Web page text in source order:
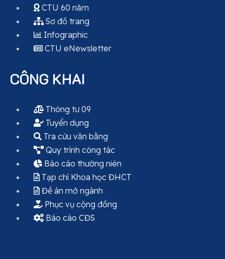
CTU 60 năm
Sơ đồ trang
Infographic
CTU eNewsletter
CÔNG KHAI
Thông tư 09
Tuyển dụng
Tra cứu văn bằng
Quy trình công tác
Báo cáo thường niên
Tạp chí Khoa học ĐHCT
Đề án mở ngành
Phục vụ cộng đồng
Báo cáo CĐS